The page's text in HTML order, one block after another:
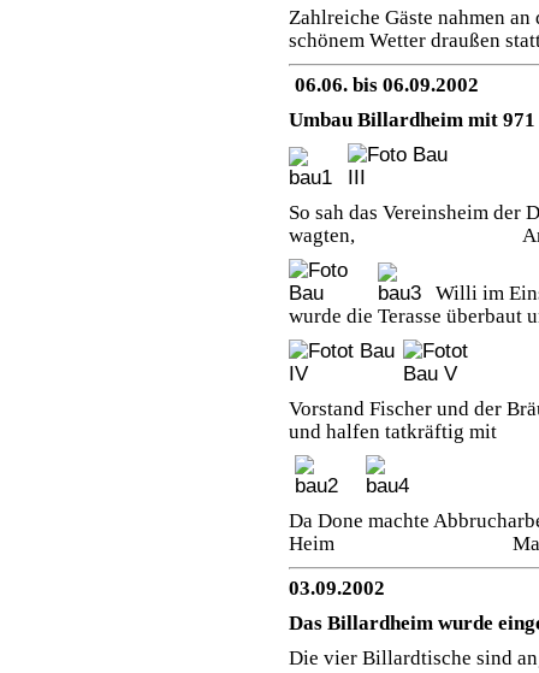
Zahlreiche Gäste nahmen
schönem Wetter draußen
06.06. bis 06.09.2002
Umbau Billardheim mit
So sah das Vereinsheim der
wagten, Anni
Willi im
wurde die Terasse überbaut
Vorstand Fischer und der
und halfen tatkräftig mit
Da Done machte
Heim Maler Hase
03.09.2002
Das Billardheim wurde
Die vier Billardtische sind